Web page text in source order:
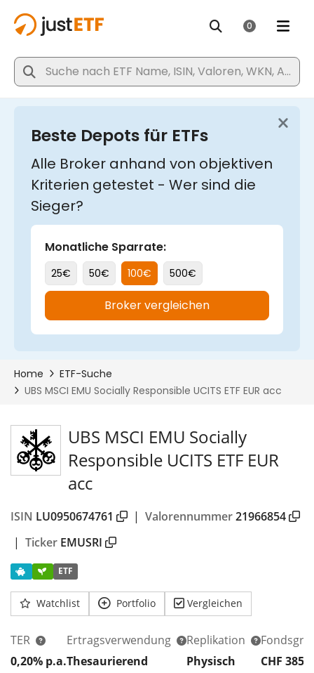
UBS MSCI EMU Socially
Responsible UCITS ETF EUR
acc
ISIN LU0950674761 | Valorennummer21966854
| Ticker EMUSRI
ETF
Watchlist Portfolio Vergleichen
TER
0,20% p.a.
Ertragsverwendung
Thesaurierend
Replikation
Physisch
CHF 385